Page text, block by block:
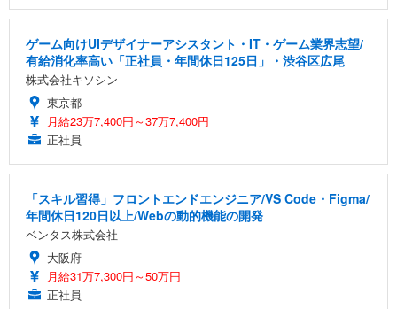
ゲーム向けUIデザイナーアシスタント・IT・ゲーム業界志望/
有給消化率高い「正社員・年間休日125日」・渋谷区広尾
株式会社キソシン
東京都
月給23万7,400円～37万7,400円
正社員
「スキル習得」フロントエンドエンジニア/VS Code・Figma/
年間休日120日以上/Webの動的機能の開発
ベンタス株式会社
大阪府
月給31万7,300円～50万円
正社員